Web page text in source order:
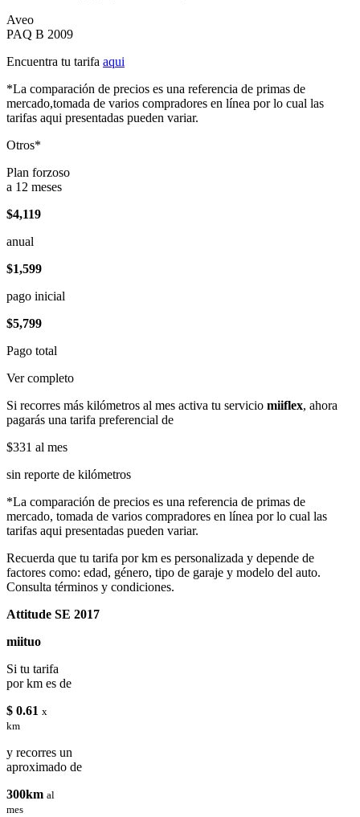
Aveo
PAQ B 2009
Encuentra tu tarifa aqui
*La comparación de precios es una referencia de primas de
mercado,tomada de varios compradores en línea por lo cual las
tarifas aqui presentadas pueden variar.
Otros*
Plan forzoso
a 12 meses
$4,119
anual
$1,599
pago inicial
$5,799
Pago total
Ver completo
Si recorres más kilómetros al mes activa tu servicio miiflex, ahora
pagarás una tarifa preferencial de
$331 al mes
sin reporte de kilómetros
*La comparación de precios es una referencia de primas de
mercado, tomada de varios compradores en línea por lo cual las
tarifas aqui presentadas pueden variar.
Recuerda que tu tarifa por km es personalizada y depende de
factores como: edad, género, tipo de garaje y modelo del auto.
Consulta términos y condiciones.
Attitude SE 2017
miituo
Si tu tarifa
por km es de
$ 0.61 x
km
y recorres un
aproximado de
300km al
mes